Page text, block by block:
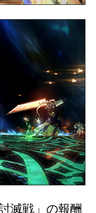
滅戦」の報酬